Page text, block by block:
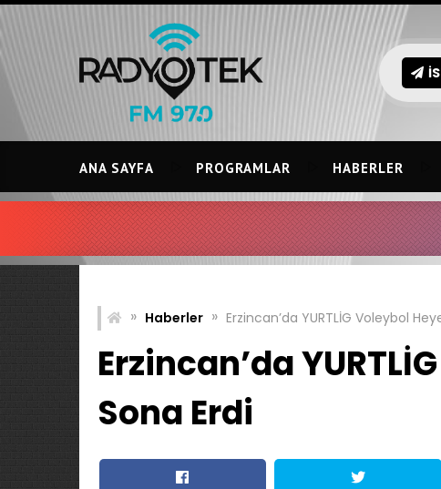
Skip
to
content
ANA SAYFA PROGRAMLAR HABERLER
» Haberler » Erzincan’da YURTLİG Voleybol
Erzincan’da
Sona Erdi